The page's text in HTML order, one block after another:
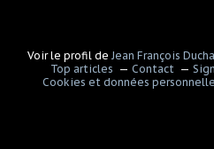
Voir le profil de Jean François
Top articles
Contact
Cookies et données